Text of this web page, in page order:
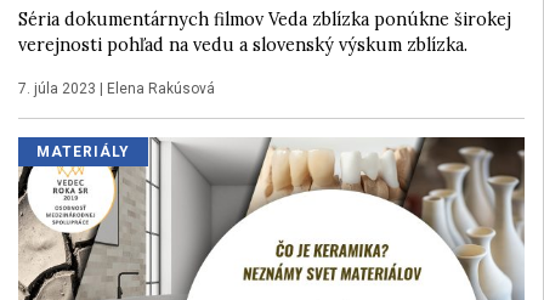
Séria dokumentárnych filmov Veda zblízka ponúkne širokej
verejnosti pohľad na vedu a slovenský výskum zblízka.
7. júla 2023 | Elena Rakúsová
MATERIÁLY